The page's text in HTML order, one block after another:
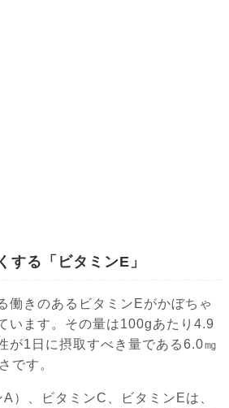
する「ビタミンE」
働きのあるビタミンEがかぼちゃ
います。その量は100gあたり4.9
が1日に摂取すべき量である6.0㎎
です。
）、ビタミンC、ビタミンEは、